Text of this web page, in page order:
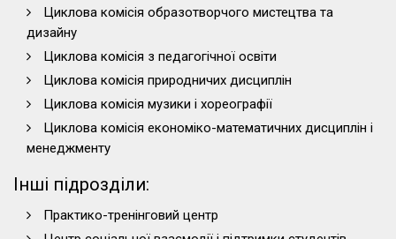
Циклова комісія образотворчого мистецтва та
дизайну
Циклова комісія з педагогічної освіти
Циклова комісія природничих дисциплін
Циклова комісія музики і хореографії
Циклова комісія економіко-математичних дисциплін і
менеджменту
Інші підрозділи:
Практико-тренінговий центр